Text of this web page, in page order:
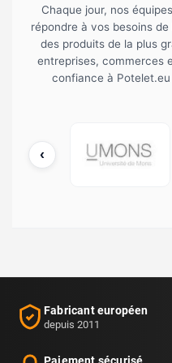
cordon est de très bonne
recommande.
Louis L. 30 janvier 2025 ✓
👍 👎0 🚩
Pris une vingtaine de mètres
Bonne tension, se coupe
Correct pour notre
Le cordon remplit son rôle
confortable et ça pardonne
Chaque jour, nos
répondre à vos besoins
des produits de la plus
entreprises, commerces
confiance à
‹ UMONS
Fabricant européen
depuis 2011